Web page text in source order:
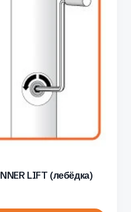
LIFT (лебёдка)